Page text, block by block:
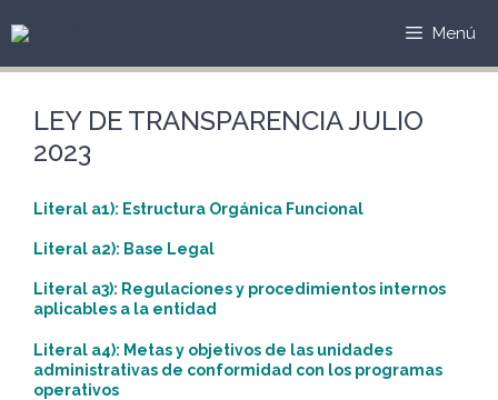
Menú
LEY DE TRANSPARENCIA JULIO
2023
Literal a1): Estructura Orgánica Funcional
Literal a2): Base Legal
Literal a3): Regulaciones y procedimientos internos
aplicables a la entidad
Literal a4): Metas y objetivos de las unidades
administrativas de conformidad con los programas
operativos